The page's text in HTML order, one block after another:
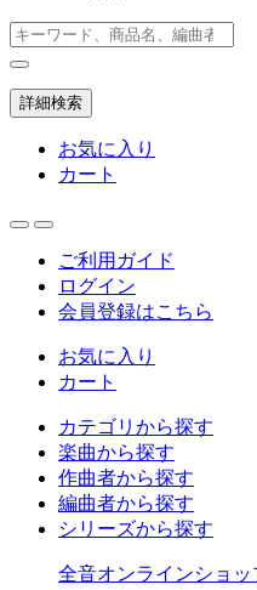
詳細検索
お気に入り
カート
ご利用ガイド
ログイン
会員登録はこちら
お気に入り
カート
カテゴリから探す
楽曲から探す
作曲者から探す
編曲者から探す
シリーズから探す
全音オンラインショッ